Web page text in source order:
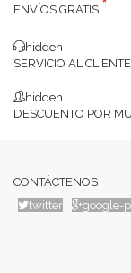
ENVÍOS GRATIS *
hidden
SERVICIO AL CLIENTE
hidden
DESCUENTO POR
CONTÁCTENOS
twitter
google-